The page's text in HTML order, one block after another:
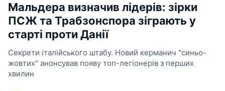
Мальдера визначив лідерів: зірки
ПСЖ та Трабзонспора зіграють у
старті проти Данії
Секрети італійського штабу. Новий керманич "синьо-
жовтих" анонсував появу топ-легіонерів з перших
хвилин